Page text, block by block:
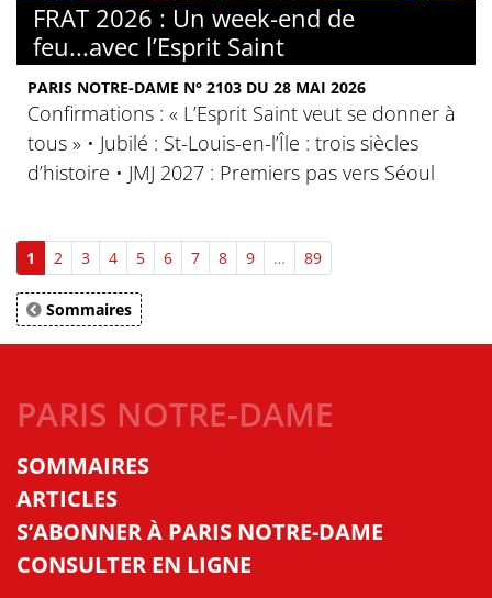
FRAT 2026 : Un week-end de
feu...avec l’Esprit Saint
PARIS NOTRE-DAME N° 2103 DU 28 MAI 2026
Confirmations : « L’Esprit Saint veut se donner à
tous » • Jubilé : St-Louis-en-l’Île : trois siècles
d’histoire • JMJ 2027 : Premiers pas vers Séoul
1 2 3 4 5 6 7 8 9 … 89
Sommaires
PARIS NOTRE-DAME
SOMMAIRES
ARTICLES
S’ABONNER À PARIS NOTRE-DAME
CONSULTER EN LIGNE